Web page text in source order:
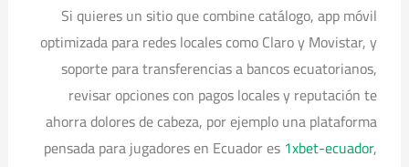
Si quieres un sitio que combine catálogo, app móvil
optimizada para redes locales como Claro y Movistar, y
soporte para transferencias a bancos ecuatorianos,
revisar opciones con pagos locales y reputación te
ahorra dolores de cabeza, por ejemplo una plataforma
pensada para jugadores en Ecuador es1xbet-ecuador,